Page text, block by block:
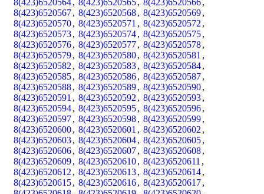
8(423)6520567, 8(423)6520568, 8(423)6520569,
8(423)6520570, 8(423)6520571 , 8(423)6520572 ,
8(423)6520573, 8(423)6520574, 8(423)6520575,
8(423)6520576, 8(423)6520577, 8(423)6520578,
8(423)6520579, 8(423)6520580, 8(423)6520581 ,
8(423)6520582 , 8(423)6520583, 8(423)6520584,
8(423)6520585, 8(423)6520586, 8(423)6520587,
8(423)6520588, 8(423)6520589, 8(423)6520590,
8(423)6520591 , 8(423)6520592 , 8(423)6520593,
8(423)6520594, 8(423)6520595, 8(423)6520596,
8(423)6520597, 8(423)6520598, 8(423)6520599,
8(423)6520600, 8(423)6520601 , 8(423)6520602 ,
8(423)6520603, 8(423)6520604, 8(423)6520605,
8(423)6520606, 8(423)6520607, 8(423)6520608,
8(423)6520609, 8(423)6520610, 8(423)6520611 ,
8(423)6520612 , 8(423)6520613, 8(423)6520614,
8(423)6520615, 8(423)6520616, 8(423)6520617,